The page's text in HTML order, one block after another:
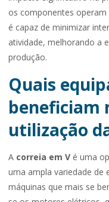
os componentes
é capaz de minimizar
atividade, melhorando a
produção.
Quais
beneficiam
utilização
A correia em V é uma
uma ampla variedade de
máquinas que mais se